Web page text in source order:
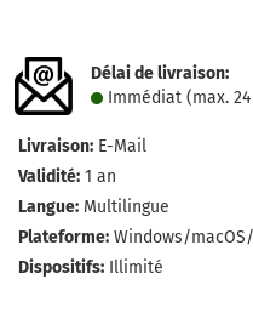
Délai de livraison:
Immédiat (max.
Livraison: E-Mail
Validité: 1 an
Langue: Multilingue
Plateforme: Windows/
Dispositifs: Illimité